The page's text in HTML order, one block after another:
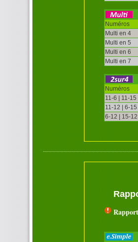
Numéros
Multi en 4
Multi en 5
Multi en 6
Multi en 7
Numéros
11-6 | 11-15
11-12 | 6-15
6-12 | 15-12